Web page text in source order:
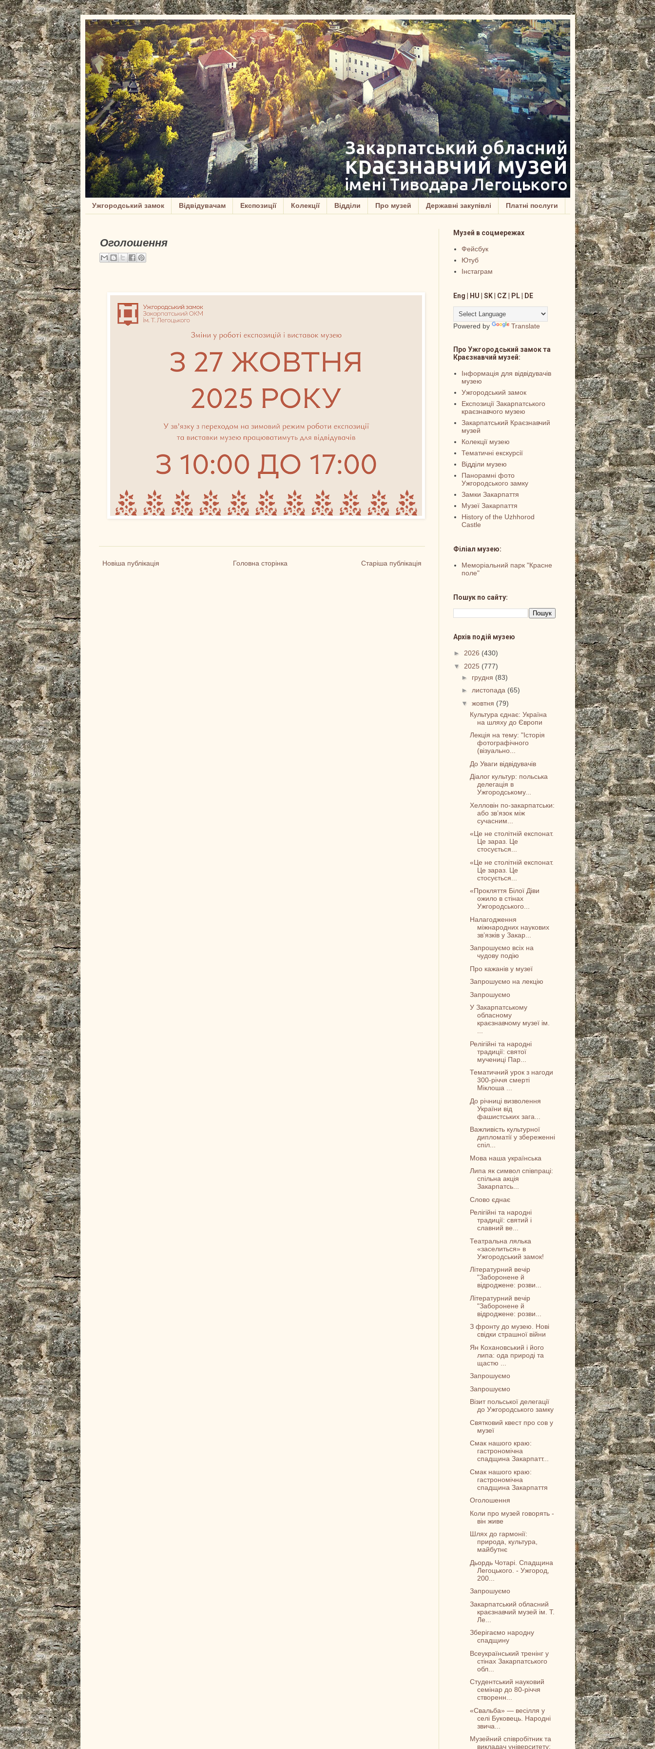
Ужгородський замок Відвідувачам Експозиції Колекції Відділи Про музей Державні закупівлі Платні послуги
Оголошення
Новіша публікація Старіша публікація
Головна сторінка
Музей в соцмережах
Фейсбук
Ютуб
Інстаграм
Eng | HU | SK | CZ | PL | DE
Powered by Translate
Про Ужгородський замок та
Краєзнавчий музей:
Інформація для відвідувачів
музею
Ужгородський замок
Експозиції Закарпатського
краєзнавчого музею
Закарпатський Краєзнавчий
музей
Колекції музею
Тематичні екскурсії
Відділи музею
Панорамні фото
Ужгородського замку
Замки Закарпаття
Музеї Закарпаття
History of the Uzhhorod
Castle
Філіал музею:
Меморіальний парк "Красне
поле"
Пошук по сайту:
Архів подій музею
► 2026 (430)
▼ 2025 (777)
► грудня (83)
►листопада (65)
▼жовтня (79)
Культура єднає: Україна
на шляху до Європи
Лекція на тему: "Історія
фотографічного
(візуально...
До Уваги відвідувачів
Діалог культур: польська
делегація в
Ужгородському...
Хелловін по-закарпатськи:
або зв’язок між
сучасним...
«Це не столітній експонат.
Це зараз. Це
стосується...
«Це не столітній експонат.
Це зараз. Це
стосується...
«Прокляття Білої Діви
ожило в стінах
Ужгородського...
Налагодження
міжнародних наукових
зв’язків у Закар...
Запрошуємо всіх на
чудову подію
Про кажанів у музеї
Запрошуємо на лекцію
Запрошуємо
У Закарпатському
обласному
краєзнавчому музеї ім.
...
Релігійні та народні
традиції: святої
мучениці Пар...
Тематичний урок з нагоди
300-річчя смерті
Міклоша ...
До річниці визволення
України від
фашистських зага...
Важливість культурної
дипломатії у збереженні
спіл...
Мова наша українська
Липа як символ співпраці:
спільна акція
Закарпатсь...
Слово єднає
Релігійні та народні
традиції: святий і
славний ве...
Театральна лялька
«заселиться» в
Ужгородський замок!
Літературний вечір
"Заборонене й
відроджене: розви...
Літературний вечір
"Заборонене й
відроджене: розви...
З фронту до музею. Нові
свідки страшної війни
Ян Кохановський і його
липа: ода природі та
щастю ...
Запрошуємо
Запрошуємо
Візит польської делегації
до Ужгородського замку
Святковий квест про сов у
музеї
Смак нашого краю:
гастрономічна
спадщина Закарпатт...
Смак нашого краю:
гастрономічна
спадщина Закарпаття
Оголошення
Коли про музей говорять -
він живе
Шлях до гармонії:
природа, культура,
майбутнє
Дьордь Чотарі. Спадщина
Легоцького. - Ужгород,
200...
Запрошуємо
Закарпатський обласний
краєзнавчий музей ім. Т.
Ле...
Зберігаємо народну
спадщину
Всеукраїнський тренінг у
стінах Закарпатського
обл...
Студентський науковий
семінар до 80-річчя
створенн...
«Свальба» — весілля у
селі Буковець. Народні
звича...
Музейний співробітник та
викладач університету: